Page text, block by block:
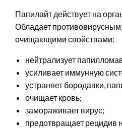
Папилайт действует на
Обладает
очищающими свойствами:
нейтрализует
усиливает иммунную
устраняет бородавки,
очищает кровь;
замораживает вирус;
предотвращает рецидив